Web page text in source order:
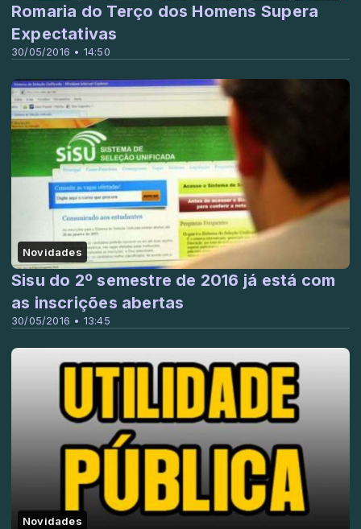
30/05/2016 • 14:50
Romaria do Terço dos Homens Supera
Expectativas
Novidades
30/05/2016 • 13:45
Sisu do 2º semestre de 2016 já está com
as inscrições abertas
Novidades